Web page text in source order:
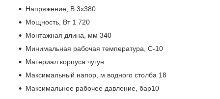
Напряжение, В 3х380
Мощность, Вт 1 720
Монтажная длина, мм 340
Минимальная рабочая температура, С-10
Материал корпуса чугун
Максимальный напор, м водного столба 18
Максимальное рабочее давление, бар10